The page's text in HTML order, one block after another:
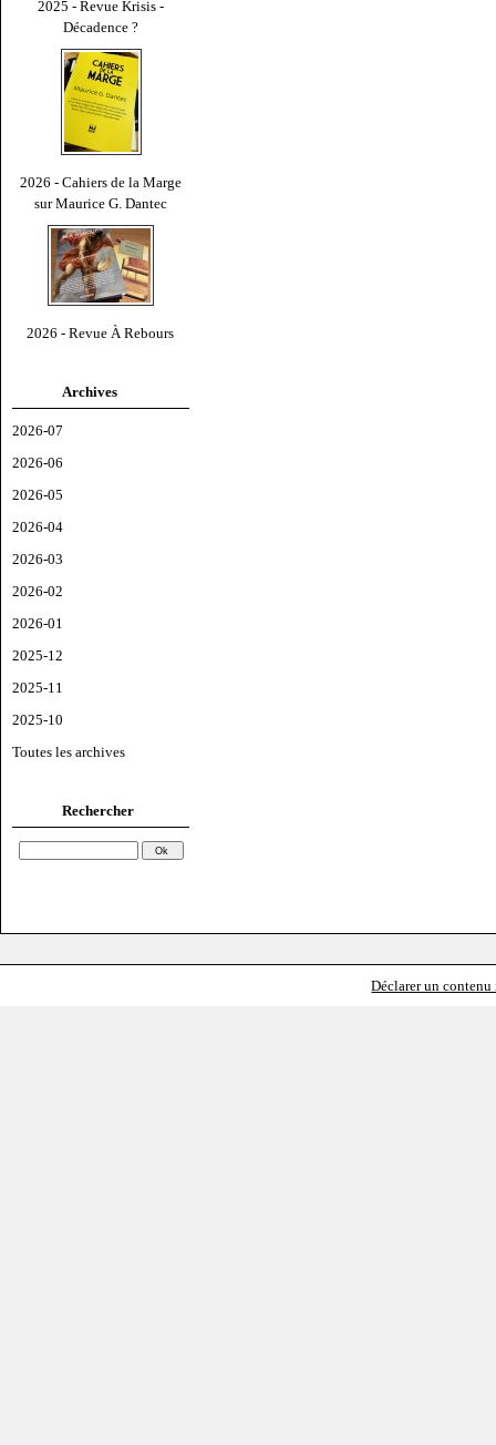
2025 - Revue Krisis -
Décadence ?
2026 - Cahiers de la Marge
sur Maurice G. Dantec
2026 - Revue À Rebours
Archives
2026-07
2026-06
2026-05
2026-04
2026-03
2026-02
2026-01
2025-12
2025-11
2025-10
Toutes les archives
Rechercher
Déclarer un